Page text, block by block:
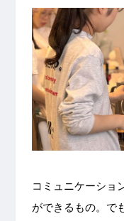
コミュニケーショ
ができるもの。で